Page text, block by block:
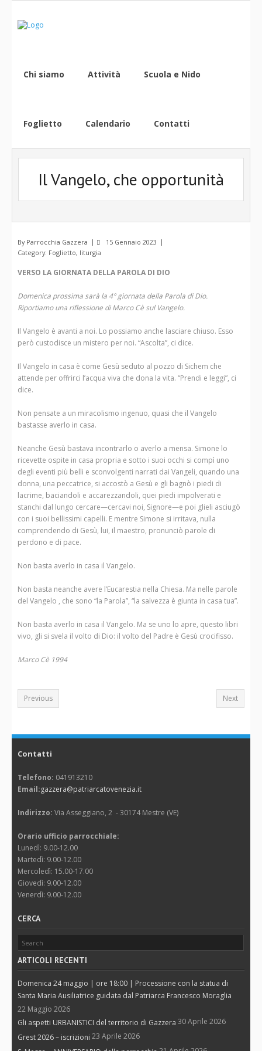
Chi siamo Attività Scuola e Nido
Foglietto Calendario Contatti
Il Vangelo, che opportunità
By Parrocchia Gazzera
15 Gennaio 2023
Category: Foglietto, liturgia
VERSO LA GIORNATA DELLA PAROLA DI DIO
Domenica prossima sarà la 4° giornata della Parola di Dio.
Riportiamo una riflessione di Marco Cè sul Vangelo.
Il Vangelo è avanti a noi. Lo possiamo anche lasciare chiuso. Esso
però custodisce un mistero per noi. “Ascolta”, ci dice.
Il Vangelo in casa è come Gesù seduto al pozzo di Sichem che
attende per offrirci l’acqua viva che dona la vita. “Prendi e leggi”, ci
dice.
Non pensate a un miracolismo ingenuo, quasi che il Vangelo
bastasse averlo in casa.
Neanche Gesù bastava incontrarlo o averlo a mensa. Simone lo
ricevette ospite in casa propria e sotto i suoi occhi si compì uno
degli eventi più belli e sconvolgenti narrati dai Vangeli, quando una
donna, una peccatrice, si accostò a Gesù e gli bagnò i piedi di
lacrime, baciandoli e accarezzandoli, quei piedi impolverati e
stanchi dal lungo cercare—cercavi noi, Signore—e poi glieli asciugò
con i suoi bellissimi capelli. E mentre Simone si irritava, nulla
comprendendo di Gesù, lui, il maestro, pronunciò parole di
perdono e di pace.
Non basta averlo in casa il Vangelo.
Non basta neanche avere l’Eucarestia nella Chiesa. Ma nelle parole
del Vangelo , che sono “la Parola”, “la salvezza è giunta in casa tua”.
Non basta averlo in casa il Vangelo. Ma se uno lo apre, questo libri
vivo, gli si svela il volto di Dio: il volto del Padre è Gesù crocifisso.
Marco Cè 1994
Previous Next
Contatti
Telefono: 041913210
Email:gazzera@patriarcatovenezia.it
Indirizzo: Via Asseggiano, 2 - 30174 Mestre (VE)
Orario ufficio parrocchiale:
Lunedì: 9.00-12.00
Martedì: 9.00-12.00
Mercoledì: 15.00-17.00
Giovedì: 9.00-12.00
Venerdì: 9.00-12.00
CERCA
ARTICOLI RECENTI
Domenica 24 maggio | ore 18:00 | Processione con la statua di
Santa Maria Ausiliatrice guidata dal Patriarca Francesco Moraglia
22 Maggio 2026
Gli aspetti URBANISTICI del territorio di Gazzera 30 Aprile 2026
Grest 2026 – iscrizioni 23 Aprile 2026